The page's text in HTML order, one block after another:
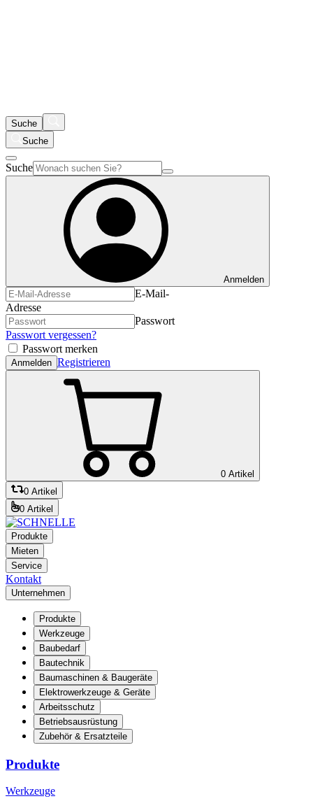
Suche
Suche
Suche
Anmelden
E-Mail-
Adresse
Passwort
Passwort vergessen?
Passwort merken
Anmelden Registrieren
0 Artikel
0 Artikel
0 Artikel
Produkte
Mieten
Service
Kontakt
Unternehmen
Produkte
Werkzeuge
Baubedarf
Bautechnik
Baumaschinen & Baugeräte
Elektrowerkzeuge & Geräte
Arbeitsschutz
Betriebsausrüstung
Zubehör & Ersatzteile
Produkte
Werkzeuge